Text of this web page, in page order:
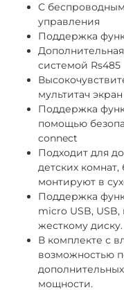
С
управления
Поддержка
системой Rs485
мультитач
Поддержка
помощью
connect
Подходит для
детских комнат,
монтируют в
Поддержка
micro USB,
жесткому диску.
В комплекте с
возможностью
мощности.